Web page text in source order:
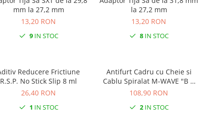
mm la 27,2 mm
13,20 RON
9IN STOC
la 27,2 mm
13,20 RON
8IN STOC
Reducere Frictiune
R.S.P. No Stick Slip 8 ml
26,40 RON
1 IN STOC
Antifurt Cadru cu Cheie si
Cablu Spiralat M-WAVE "B &
S"
108,90 RON
2IN STOC